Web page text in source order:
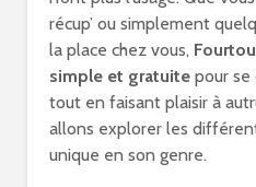
récup’ ou simplement
la place chez vous,
simple et gratuite pour se
tout en faisant plaisir à
allons explorer les
unique en son genre.